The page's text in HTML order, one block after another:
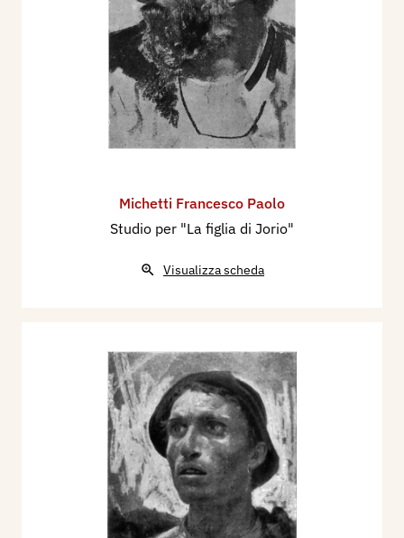
Michetti Francesco Paolo
Studio per "La figlia di Jorio"
Visualizza scheda